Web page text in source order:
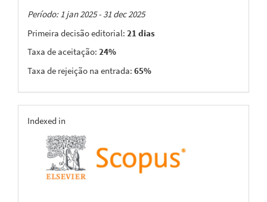
Taxas
Período: 1 jan 2025 - 31 dec 2025
Primeira decisão editorial: 21 dias
Taxa de aceitação: 24%
Taxa de rejeição na entrada: 65%
indexing
Indexed in